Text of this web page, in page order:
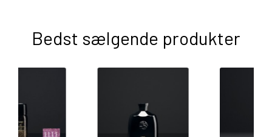
Bedst sælgende produkter